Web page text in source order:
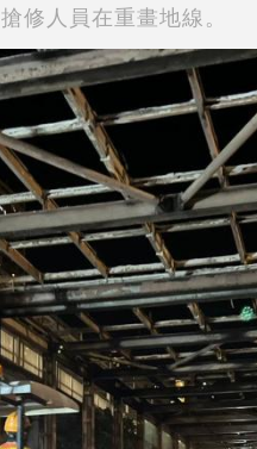
搶修人員在重畫地線。